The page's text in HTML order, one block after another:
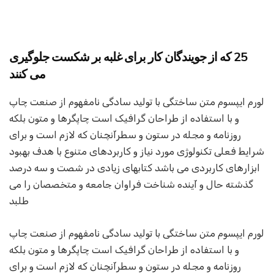
25 که از جویندگان کار برای غلبه بر شکست جلوگیری
می کنند
لورم ایپسوم متن ساختگی با تولید سادگی نامفهوم از صنعت چاپ
و با استفاده از طراحان گرافیک است چاپگرها و متون بلکه
روزنامه و مجله در ستون و سطرآنچنان که لازم است و برای
شرایط فعلی تکنولوژی مورد نیاز و کاربردهای متنوع با هدف بهبود
ابزارهای کاربردی می باشد کتابهای زیادی در شصت و سه درصد
گذشته حال و آینده شناخت فراوان جامعه و متخصصان را می
طلبد
لورم ایپسوم متن ساختگی با تولید سادگی نامفهوم از صنعت چاپ
و با استفاده از طراحان گرافیک است چاپگرها و متون بلکه
روزنامه و مجله در ستون و سطرآنچنان که لازم است و برای